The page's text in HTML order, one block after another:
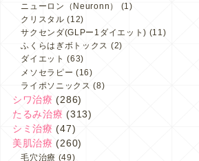
ニューロン（Neuronn）
(1)
クリスタル (12)
サクセンダ(GLPー1ダイエット) (11)
ふくらはぎボトックス (2)
ダイエット (63)
メソセラピー (16)
ライポソニックス (8)
シワ治療 (286)
たるみ治療 (313)
シミ治療 (47)
美肌治療 (260)
毛穴治療 (49)